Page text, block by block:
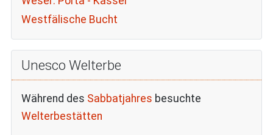
Westfälische Bucht
Unesco Welterbe
Während des Sabbatjahres besuchte
Welterbestätten